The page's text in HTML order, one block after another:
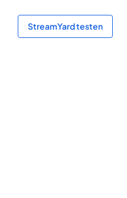
StreamYard testen